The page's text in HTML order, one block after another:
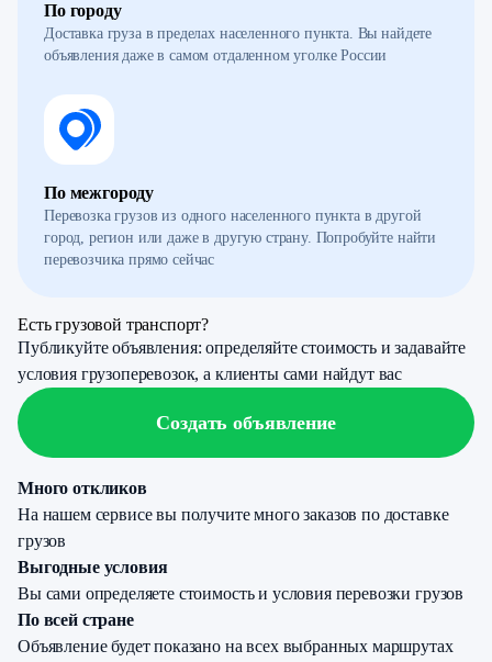
По городу
Доставка груза в пределах населенного пункта. Вы найдете
объявления даже в самом отдаленном уголке России
По межгороду
Перевозка грузов из одного населенного пункта в другой
город, регион или даже в другую страну. Попробуйте найти
перевозчика прямо сейчас
Есть грузовой транспорт?
Публикуйте объявления: определяйте стоимость и задавайте
условия грузоперевозок, а клиенты сами найдут вас
Создать объявление
Много откликов
На нашем сервисе вы получите много заказов по доставке
грузов
Выгодные условия
Вы сами определяете стоимость и условия перевозки грузов
По всей стране
Объявление будет показано на всех выбранных маршрутах